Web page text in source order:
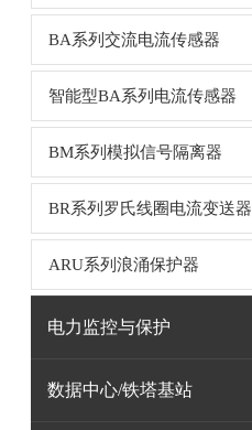
BA系列交流电流传感器
智能型BA系列电流传感器
BM系列模拟信号隔离器
BR系列罗氏线圈电流变送器
ARU系列浪涌保护器
电力监控与保护
数据中心/铁塔基站